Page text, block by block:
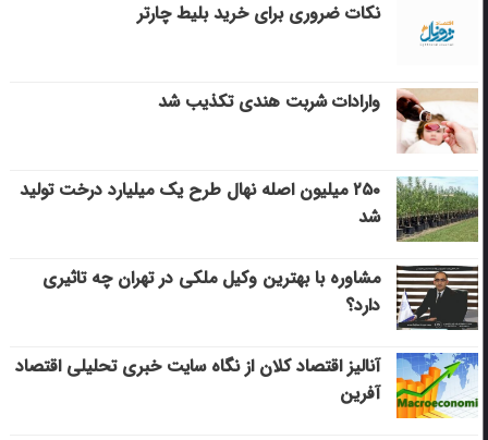
نکات ضروری برای خرید بلیط چارتر
وارادات شربت هندی تکذیب شد
۲۵۰ میلیون اصله نهال طرح یک میلیارد درخت تولید
شد
مشاوره با بهترین وکیل ملکی در تهران چه تاثیری
دارد؟
آنالیز اقتصاد کلان از نگاه سایت خبری تحلیلی اقتصاد
آفرین